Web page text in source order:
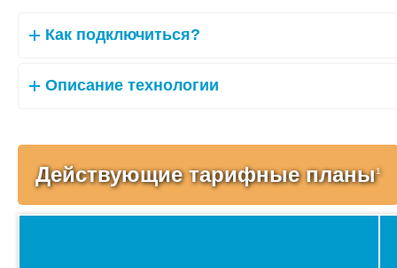
Как подключиться?
Описание технологии
Действующие тарифные планы1